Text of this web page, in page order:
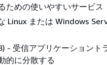
ための使いやすいサービス
Linux または Windows
- 受信アプリケーショント
的に分散する